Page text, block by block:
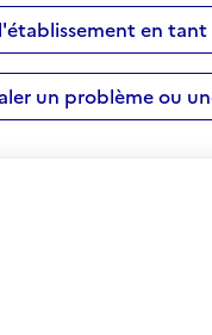
en
un problème ou